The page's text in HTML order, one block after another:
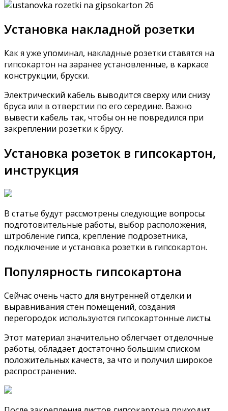
Установка накладной розетки
Как я уже упоминал, накладные розетки ставятся на
гипсокартон на заранее установленные, в каркасе
конструкции, бруски.
Электрический кабель выводится сверху или снизу
бруса или в отверстии по его середине. Важно
вывести кабель так, чтобы он не повредился при
закреплении розетки к брусу.
Установка розеток в гипсокартон,
инструкция
В статье будут рассмотрены следующие вопросы:
подготовительные работы, выбор расположения,
штробление гипса, крепление подрозетника,
подключение и установка розетки в гипсокартон.
Популярность гипсокартона
Сейчас очень часто для внутренней отделки и
выравнивания стен помещений, создания
перегородок используются гипсокартонные листы.
Этот материал значительно облегчает отделочные
работы, обладает достаточно большим списком
положительных качеств, за что и получил широкое
распространение.